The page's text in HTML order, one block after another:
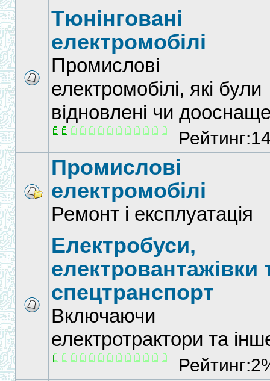
Тюнінговані
електромобілі
Промислові
електромобілі, які були
відновлені чи
Промислові
електромобілі
Ремонт і експлуатація
Електробуси,
електровантажівки
спецтранспорт
Включаючи
електротрактори та